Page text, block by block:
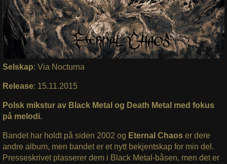
Selskap: Via Nocturna
Release: 15.11.2015
Polsk mikstur av Black Metal og Death Metal med fokus
på melodi.
Bandet har holdt på siden 2002 og Eternal Chaos er dere
andre album, men bandet er et nytt bekjentskap for min del.
Presseskrivet plasserer dem i Black Metal-båsen, men det er